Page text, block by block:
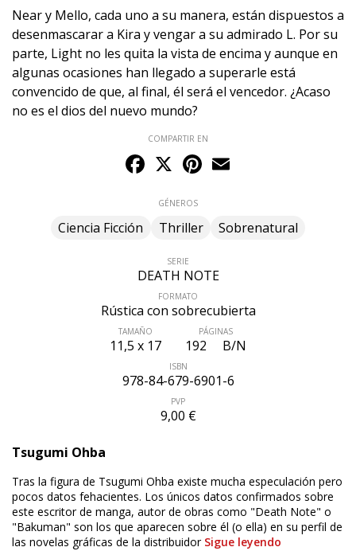
Near y Mello, cada uno a su manera, están dispuestos a
desenmascarar a Kira y vengar a su admirado L. Por su
parte, Light no les quita la vista de encima y aunque en
algunas ocasiones han llegado a superarle está
convencido de que, al final, él será el vencedor. ¿Acaso
no es el dios del nuevo mundo?
COMPARTIR EN
Facebook
X Pinterest
GÉNEROS
Ciencia Ficción Thriller Sobrenatural
SERIE
DEATH NOTE
FORMATO
Rústica con sobrecubierta
TAMAÑO
11,5 x 17
PÁGINAS
192 B/N
ISBN
978-84-679-6901-6
PVP
9,00 €
Tsugumi Ohba
Tras la figura de Tsugumi Ohba existe mucha especulación pero
pocos datos fehacientes. Los únicos datos confirmados sobre
este escritor de manga, autor de obras como "Death Note" o
"Bakuman" son los que aparecen sobre él (o ella) en su perfil de
las novelas gráficas de la distribuidor Sigue leyendo